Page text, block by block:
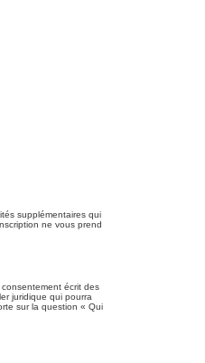
supplémentaires qui
ne vous prend
écrit des
juridique qui pourra
sur la question « Qui